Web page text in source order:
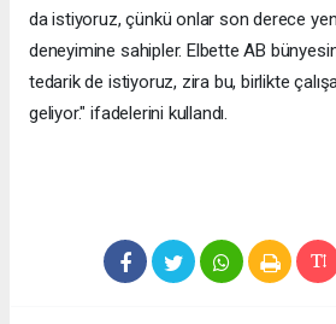
da istiyoruz, çünkü onlar son derece
deneyimine sahipler. Elbette AB
tedarik de istiyoruz, zira bu, birlikte
geliyor." ifadelerini kullandı.